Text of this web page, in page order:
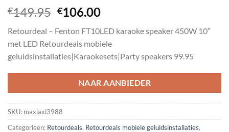
€149.95 Oorspronkelijke
was:
€149.95.
€106.00Huidige
is:
€106.00.
Retourdeal – Fenton FT10LED karaoke speaker 450W 10″
met LED Retourdeals mobiele
geluidsinstallaties|Karaokesets|Party speakers 99.95
NAAR AANBIEDER
SKU: maxiaxi3988
Categorieën: Retourdeals, Retourdeals mobiele geluidsinstallaties,